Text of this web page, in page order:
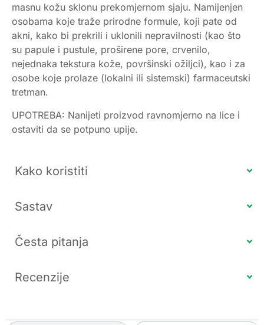
masnu kožu sklonu prekomjernom sjaju. Namijenjen
osobama koje traže prirodne formule, koji pate od
akni, kako bi prekrili i uklonili nepravilnosti (kao što
su papule i pustule, proširene pore, crvenilo,
nejednaka tekstura kože, površinski ožiljci), kao i za
osobe koje prolaze (lokalni ili sistemski) farmaceutski
tretman.
UPOTREBA: Nanijeti proizvod ravnomjerno na lice i
ostaviti da se potpuno upije.
Kako koristiti
Sastav
Česta pitanja
Recenzije